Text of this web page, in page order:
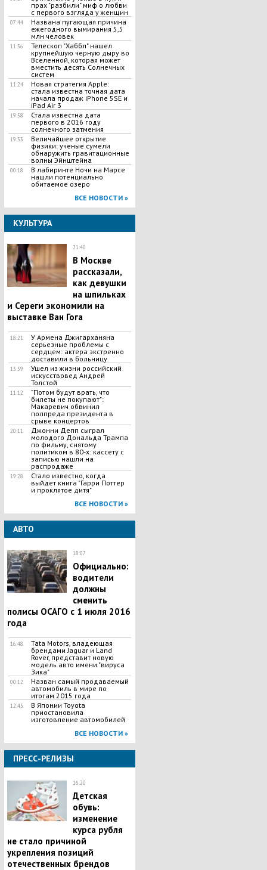
прах "разбили" миф о любви
с первого взгляда у женщин
07:44
Названа пугающая причина
ежегодного вымирания 5,5
млн человек
11:36
Телескоп "Хаббл" нашел
крупнейшую черную дыру во
Вселенной, которая может
вместить десять Солнечных
систем
11:24
Новая стратегия Apple:
стала известна точная дата
начала продаж iPhone 5SE и
iPad Air 3
19:58
Стала известна дата
первого в 2016 году
солнечного затмения
19:33
Величайшее открытие
физики: ученые сумели
обнаружить гравитационные
волны Эйнштейна
00:18
В лабиринте Ночи на Марсе
нашли потенциально
обитаемое озеро
ВСЕ НОВОСТИ »
КУЛЬТУРА
21:40
В Москве
рассказали,
как девушки
на шпильках
и Сереги экономили на
выставке Ван Гога
18:21
У Армена Джигарханяна
серьезные проблемы с
сердцем: актера экстренно
доставили в больницу
13:59
Ушел из жизни российский
искусствовед Андрей
Толстой
11:12
"Потом будут врать, что
билеты не покупают":
Макаревич обвинил
полпреда президента в
срыве концертов
20:11
Джонни Депп сыграл
молодого Дональда Трампа
по фильму, снятому
политиком в 80-х: кассету с
записью нашли на
распродаже
19:28
Стало известно, когда
выйдет книга "Гарри Поттер
и проклятое дитя"
ВСЕ НОВОСТИ »
АВТО
18:07
Официально:
водители
должны
сменить
полисы ОСАГО с 1 июля 2016
года
16:48
Tata Motors, владеющая
брендами Jaguar и Land
Rover, представит новую
модель авто имени "вируса
Зика"
00:12
Назван самый продаваемый
автомобиль в мире по
итогам 2015 года
12:45
В Японии Toyota
приостановила
изготовление автомобилей
ВСЕ НОВОСТИ »
ПРЕСС-РЕЛИЗЫ
16:20
Детская
обувь:
изменение
курса рубля
не стало причиной
укрепления позиций
отечественных брендов